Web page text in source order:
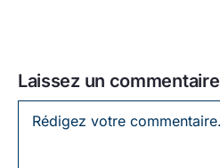
Laissez un commentaire
Laissez